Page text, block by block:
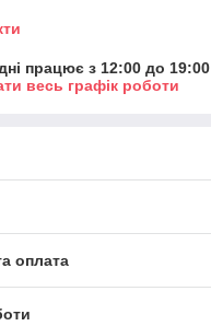
працює з 12:00 до 19:00
весь графік роботи
оплата